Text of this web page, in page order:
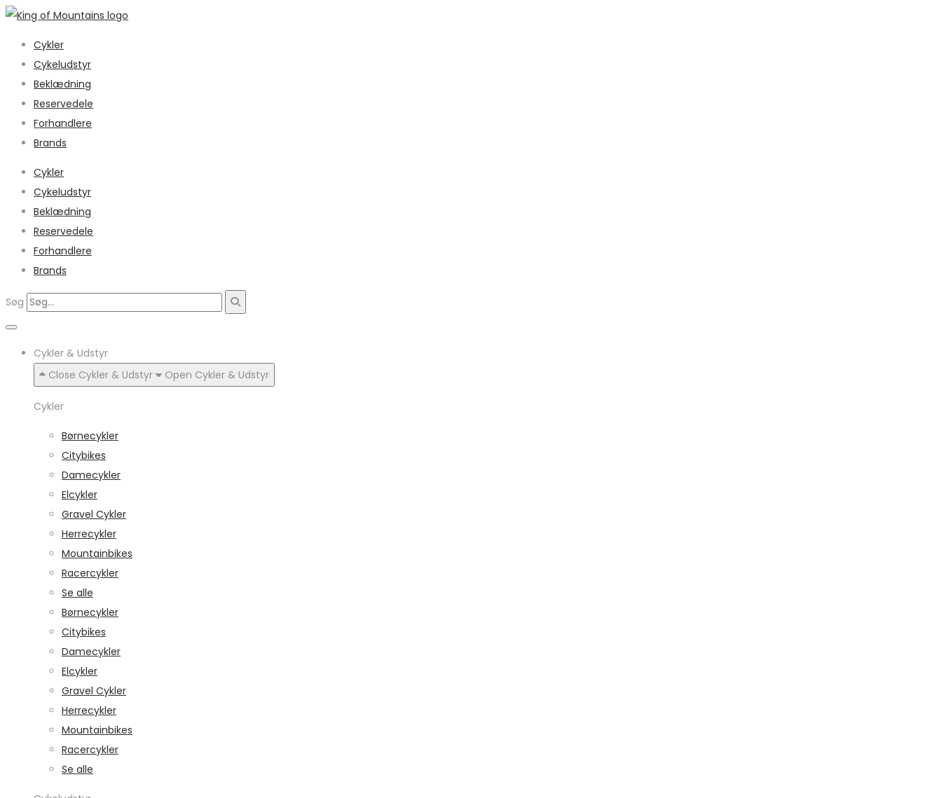
Cykler
Cykeludstyr
Beklædning
Reservedele
Forhandlere
Brands
Cykler
Cykeludstyr
Beklædning
Reservedele
Forhandlere
Brands
Søg
Cykler & Udstyr
Close Cykler & Udstyr
Open Cykler & Udstyr
Cykler
Børnecykler
Citybikes
Damecykler
Elcykler
Gravel Cykler
Herrecykler
Mountainbikes
Racercykler
Se alle
Børnecykler
Citybikes
Damecykler
Elcykler
Gravel Cykler
Herrecykler
Mountainbikes
Racercykler
Se alle